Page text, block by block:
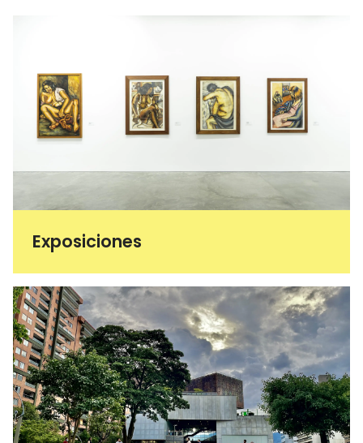
Exposiciones